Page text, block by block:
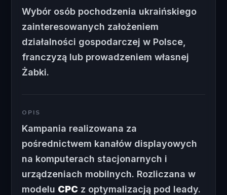
Wybór osób pochodzenia ukraińskiego
zainteresowanych założeniem
działalności gospodarczej w Polsce,
franczyzą lub prowadzeniem własnej
Żabki.
OPIS
Kampania realizowana za
pośrednictwem kanałów displayowych
na komputerach stacjonarnych i
urządzeniach mobilnych. Rozliczana w
modelu CPC z optymalizacją pod leady.